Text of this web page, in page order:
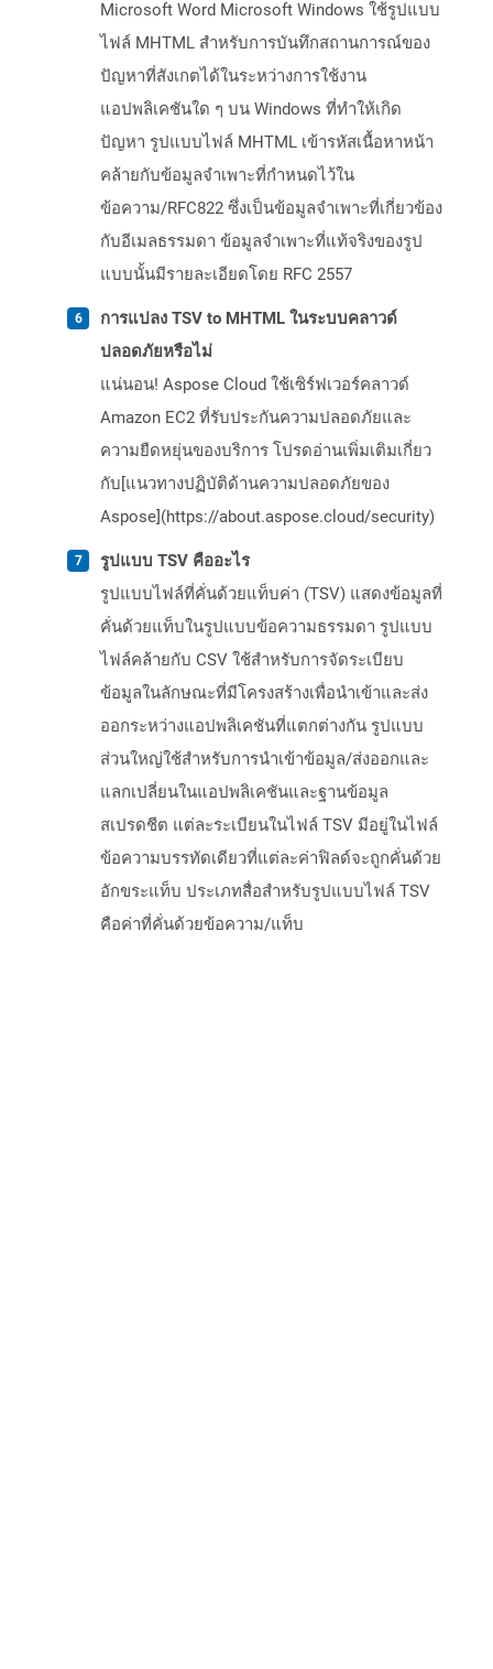
Microsoft Word Microsoft Windows ใช้รูปแบบ
ไฟล์ MHTML สำหรับการบันทึกสถานการณ์ของ
ปัญหาที่สังเกตได้ในระหว่างการใช้งาน
แอปพลิเคชันใด ๆ บน Windows ที่ทำให้เกิด
ปัญหา รูปแบบไฟล์ MHTML เข้ารหัสเนื้อหาหน้า
คล้ายกับข้อมูลจำเพาะที่กำหนดไว้ใน
ข้อความ/RFC822 ซึ่งเป็นข้อมูลจำเพาะที่เกี่ยวข้อง
กับอีเมลธรรมดา ข้อมูลจำเพาะที่แท้จริงของรูป
แบบนั้นมีรายละเอียดโดย RFC 2557
การแปลง TSV to MHTML ในระบบคลาวด์
ปลอดภัยหรือไม่
แน่นอน! Aspose Cloud ใช้เซิร์ฟเวอร์คลาวด์
Amazon EC2 ที่รับประกันความปลอดภัยและ
ความยืดหยุ่นของบริการ โปรดอ่านเพิ่มเติมเกี่ยว
กับ[แนวทางปฏิบัติด้านความปลอดภัยของ
Aspose](https://about.aspose.cloud/security)
รูปแบบ TSV คืออะไร
รูปแบบไฟล์ที่คั่นด้วยแท็บค่า (TSV) แสดงข้อมูลที่
คั่นด้วยแท็บในรูปแบบข้อความธรรมดา รูปแบบ
ไฟล์คล้ายกับ CSV ใช้สำหรับการจัดระเบียบ
ข้อมูลในลักษณะที่มีโครงสร้างเพื่อนำเข้าและส่ง
ออกระหว่างแอปพลิเคชันที่แตกต่างกัน รูปแบบ
ส่วนใหญ่ใช้สำหรับการนำเข้าข้อมูล/ส่งออกและ
แลกเปลี่ยนในแอปพลิเคชันและฐานข้อมูล
สเปรดชีต แต่ละระเบียนในไฟล์ TSV มีอยู่ในไฟล์
ข้อความบรรทัดเดียวที่แต่ละค่าฟิลด์จะถูกคั่นด้วย
อักขระแท็บ ประเภทสื่อสำหรับรูปแบบไฟล์ TSV
คือค่าที่คั่นด้วยข้อความ/แท็บ